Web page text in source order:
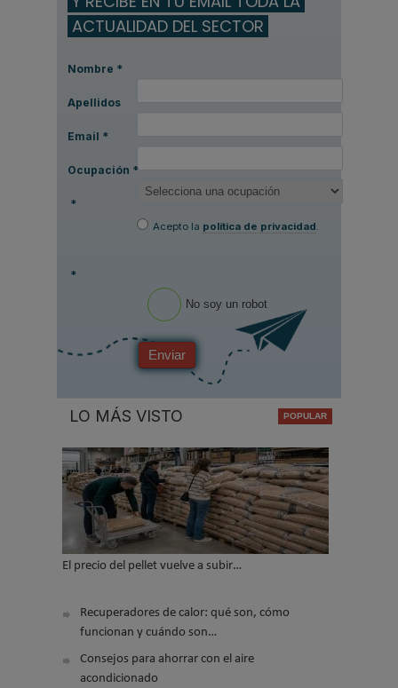
ACTUALIDAD DEL SECTOR
Nombre *
Apellidos
Email *
Ocupación *
*
Acepto la política de privacidad.
*
No soy un robot
Enviar
LO MÁS VISTO
El precio del pellet vuelve a subir…
Recuperadores de calor: qué son, cómo
funcionan y cuándo son…
Consejos para ahorrar con el aire
acondicionado